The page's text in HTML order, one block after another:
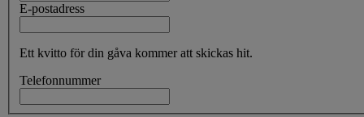
E-postadress
Ett kvitto för din gåva kommer att skickas hit.
Telefonnummer